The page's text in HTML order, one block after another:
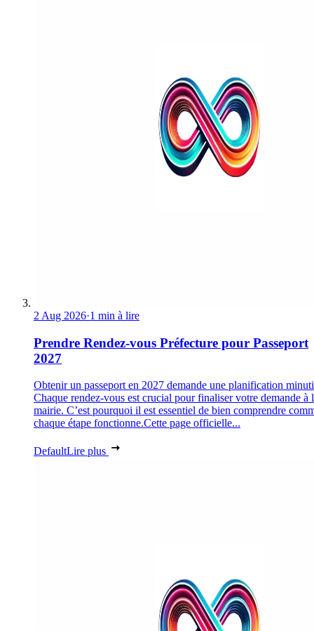
2 Aug 2026·1 min à lire
Prendre Rendez-vous Préfecture pour Passeport
2027
Obtenir un passeport en 2027 demande une planification
Chaque rendez-vous est crucial pour finaliser votre demande à
mairie. C’est pourquoi il est essentiel de bien comprendre
chaque étape fonctionne.Cette page officielle...
DefaultLire plus